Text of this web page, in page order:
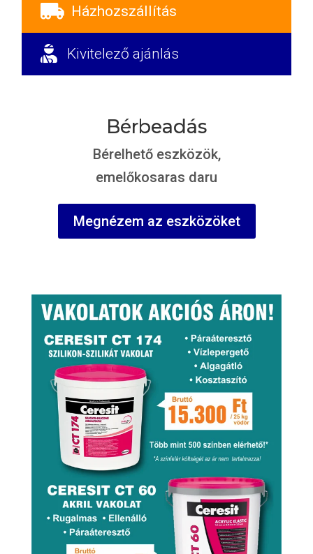
 Házhozszállítás
 Kivitelező ajánlás
Bérbeadás
Bérelhető eszközök,
emelőkosaras daru
Megnézem az eszközöket